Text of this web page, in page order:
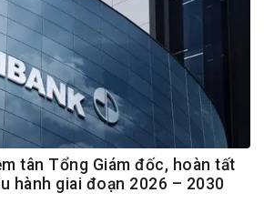
tân Tổng Giám đốc, hoàn tất
hành giai đoạn 2026 – 2030